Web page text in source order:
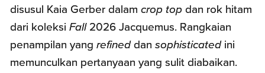
disusul Kaia Gerber dalamcrop top dan rok hitam
dari koleksiFall2026 Jacquemus. Rangkaian
penampilan yangrefineddansophisticatedini
memunculkan pertanyaan yang sulit diabaikan.